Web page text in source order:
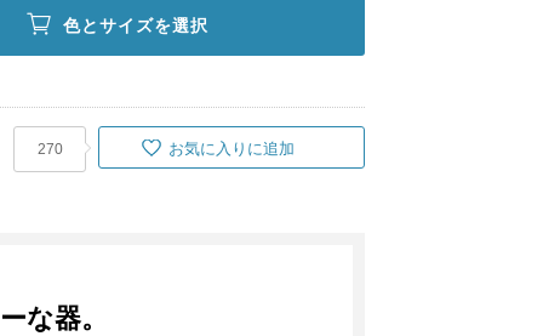
色とサイズを選択
270 お気に入りに追加
な器。